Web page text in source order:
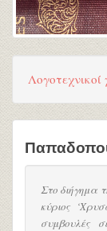
Στο διήγημα
κύριος
συμβουλές